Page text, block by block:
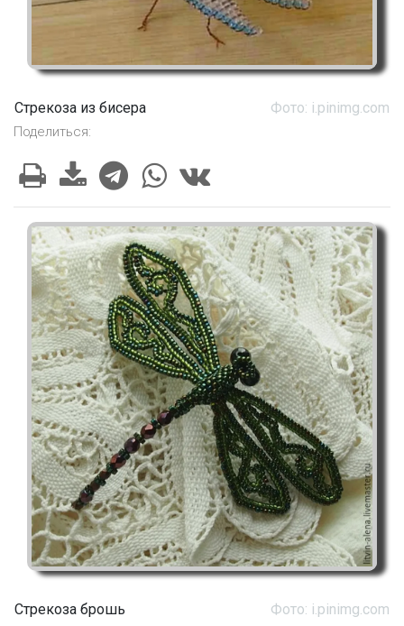
Стрекоза из бисера Фото: i.pinimg.com
Поделиться:
Стрекоза брошь Фото: i.pinimg.com